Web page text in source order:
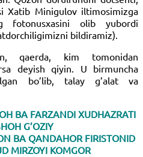
Xatib Minigulov iltimosimizga
fotonusxasini olib yubordi
bildiramiz).
qaerda, kim tomonidan
deyish qiyin. U birmuncha
bo’lib, talay g’alat va
BA FARZANDI XUDHAZRATI
G’OZIY
BA QANDAHOR FIRISTONID
MIRZOYI KOMGOR